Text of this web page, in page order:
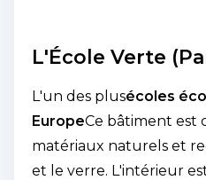
L'École Verte
L'un des plusécoles
EuropeCe bâtiment est
matériaux naturels et
et le verre. L'intérieur